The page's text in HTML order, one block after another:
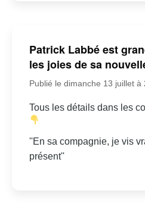
Patrick Labbé est
les joies de sa
Publié le dimanche 13 juillet à
Tous les détails dans les
''En sa compagnie, je vis
présent''